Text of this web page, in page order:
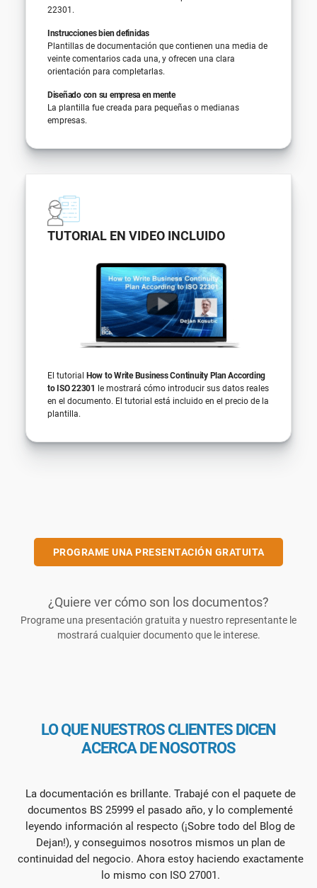
22301.
Instrucciones bien definidas
Plantillas de documentación que contienen una media de
veinte comentarios cada una, y ofrecen una clara
orientación para completarlas.
Diseñado con su empresa en mente
La plantilla fue creada para pequeñas o medianas
empresas.
TUTORIAL EN VIDEO INCLUIDO
El tutorial How to Write Business Continuity Plan According
to ISO 22301 le mostrará cómo introducir sus datos reales
en el documento. El tutorial está incluido en el precio de la
plantilla.
PROGRAME UNA PRESENTACIÓN GRATUITA
¿Quiere ver cómo son los documentos?
Programe una presentación gratuita y nuestro representante le
mostrará cualquier documento que le interese.
LO QUE NUESTROS CLIENTES DICEN
ACERCA DE NOSOTROS
La documentación es brillante. Trabajé con el paquete de
documentos BS 25999 el pasado año, y lo complementé
leyendo información al respecto (¡Sobre todo del Blog de
Dejan!), y conseguimos nosotros mismos un plan de
continuidad del negocio. Ahora estoy haciendo exactamente
lo mismo con ISO 27001.